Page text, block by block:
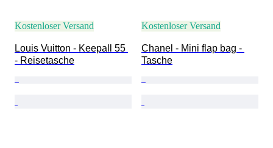
Kostenloser Versand
Louis Vuitton - Keepall 55
- Reisetasche
Kostenloser Versand
Chanel - Mini flap bag -
Tasche